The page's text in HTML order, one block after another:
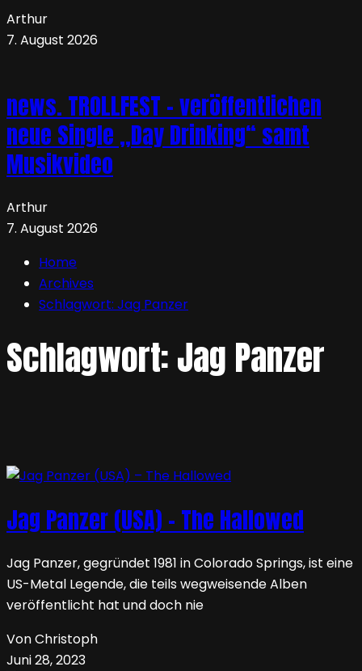
Arthur
7. August 2026
news. TROLLFEST – veröffentlichen
neue Single „Day Drinking“ samt
Musikvideo
Arthur
7. August 2026
Home
Archives
Schlagwort: Jag Panzer
Schlagwort:Jag Panzer
Jag Panzer (USA) – The Hallowed
Jag Panzer, gegründet 1981 in Colorado Springs, ist eine
US-Metal Legende, die teils wegweisende Alben
veröffentlicht hat und doch nie
Von Christoph
Juni 28, 2023